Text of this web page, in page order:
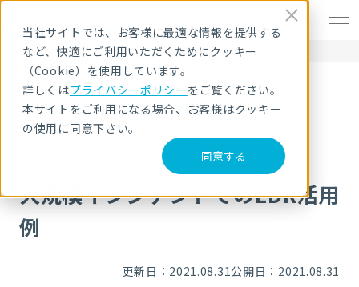
当社サイトでは、お客様に最適な情報を提供する
など、快適にご利用いただくためにクッキー
（Cookie）を使用しています。
詳しくはプライバシーポリシーをご覧ください。
本サイトをご利用になる場合、お客様はクッキー
の使用に同意下さい。
同意する
HOME NRIセキュア ブログ 大規模インシデントでのEDR活用例
NRIセキュア ブログ
大規模インシデントでのEDR活用
例
更新日：2021.08.31公開日：2021.08.31